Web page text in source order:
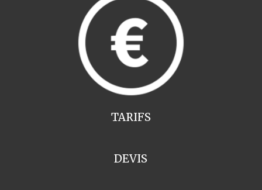
TARIFS
DEVIS